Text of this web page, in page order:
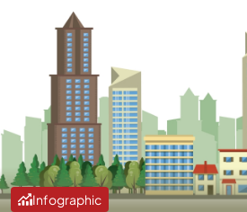
Infographic